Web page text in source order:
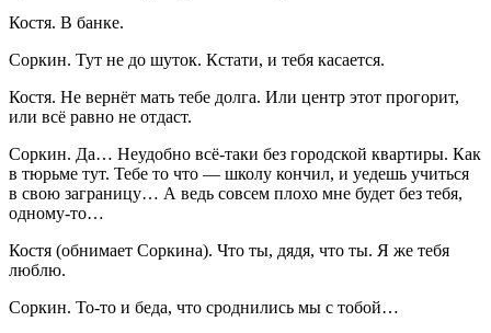
Костя. В банке.
Соркин. Тут не до шуток. Кстати, и тебя касается.
Костя. Не вернёт мать тебе долга. Или центр этот прогорит,
или всё равно не отдаст.
Соркин. Да… Неудобно всё-таки без городской квартиры. Как
в тюрьме тут. Тебе то что — школу кончил, и уедешь учиться
в свою заграницу… А ведь совсем плохо мне будет без тебя,
одному-то…
Костя (обнимает Соркина). Что ты, дядя, что ты. Я же тебя
люблю.
Соркин. То-то и беда, что сроднились мы с тобой…